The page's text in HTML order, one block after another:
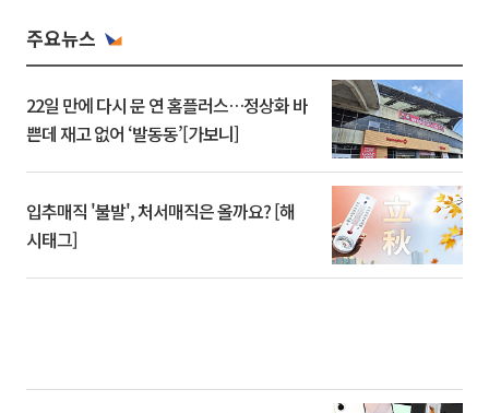
주요뉴스
22일 만에 다시 문 연 홈플러스…정상화 바
쁜데 재고 없어 ‘발동동’[가보니]
입추매직 '불발', 처서매직은 올까요? [해
시태그]